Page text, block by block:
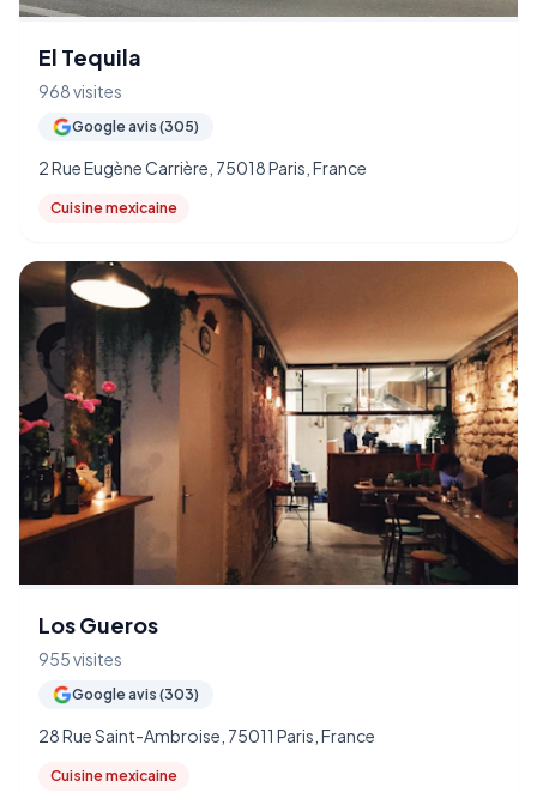
El Tequila
968 visites
Google avis (305)
2 Rue Eugène Carrière, 75018 Paris, France
Cuisine mexicaine
Los Gueros
955 visites
Google avis (303)
28 Rue Saint-Ambroise, 75011 Paris, France
Cuisine mexicaine